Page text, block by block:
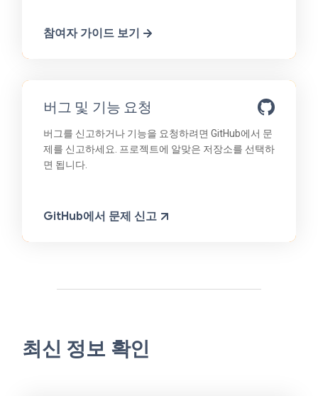
참여자 가이드 보기
버그 및 기능 요청
버그를 신고하거나 기능을 요청하려면 GitHub에서 문
제를 신고하세요. 프로젝트에 알맞은 저장소를 선택하
면 됩니다.
GitHub에서 문제 신고
최신 정보 확인